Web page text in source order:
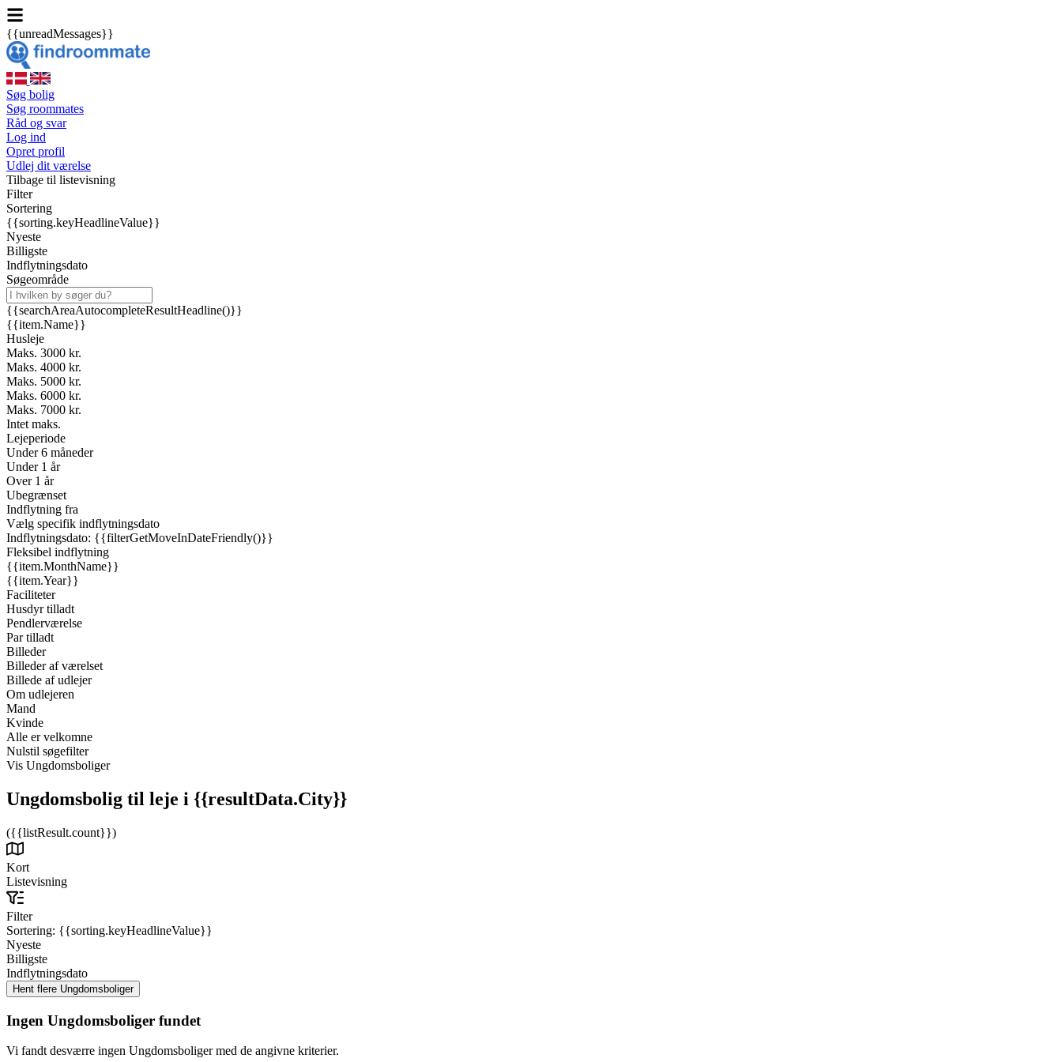
{{unreadMessages}}
Søg bolig
Søg roommates
Råd og svar
Log ind
Opret profil
Udlej dit værelse
Tilbage til listevisning
Filter
Sortering
{{sorting.keyHeadlineValue}}
Nyeste
Billigste
Indflytningsdato
Søgeområde
{{searchAreaAutocompleteResultHeadline()}}
{{item.Name}}
Husleje
Maks. 3000 kr.
Maks. 4000 kr.
Maks. 5000 kr.
Maks. 6000 kr.
Maks. 7000 kr.
Intet maks.
Lejeperiode
Under 6 måneder
Under 1 år
Over 1 år
Ubegrænset
Indflytning fra
Vælg specifik indflytningsdato
Indflytningsdato: {{filterGetMoveInDateFriendly()}}
Fleksibel indflytning
{{item.MonthName}}
{{item.Year}}
Faciliteter
Husdyr tilladt
Pendlerværelse
Par tilladt
Billeder
Billeder af værelset
Billede af udlejer
Om udlejeren
Mand
Kvinde
Alle er velkomne
Nulstil søgefilter
Vis Ungdomsboliger
Ungdomsbolig til leje i {{resultData.City}}
({{listResult.count}})
Kort
Listevisning
Filter
Sortering: {{sorting.keyHeadlineValue}}
Nyeste
Billigste
Indflytningsdato
Ingen Ungdomsboliger fundet
Vi fandt desværre ingen Ungdomsboliger med de angivne kriterier.